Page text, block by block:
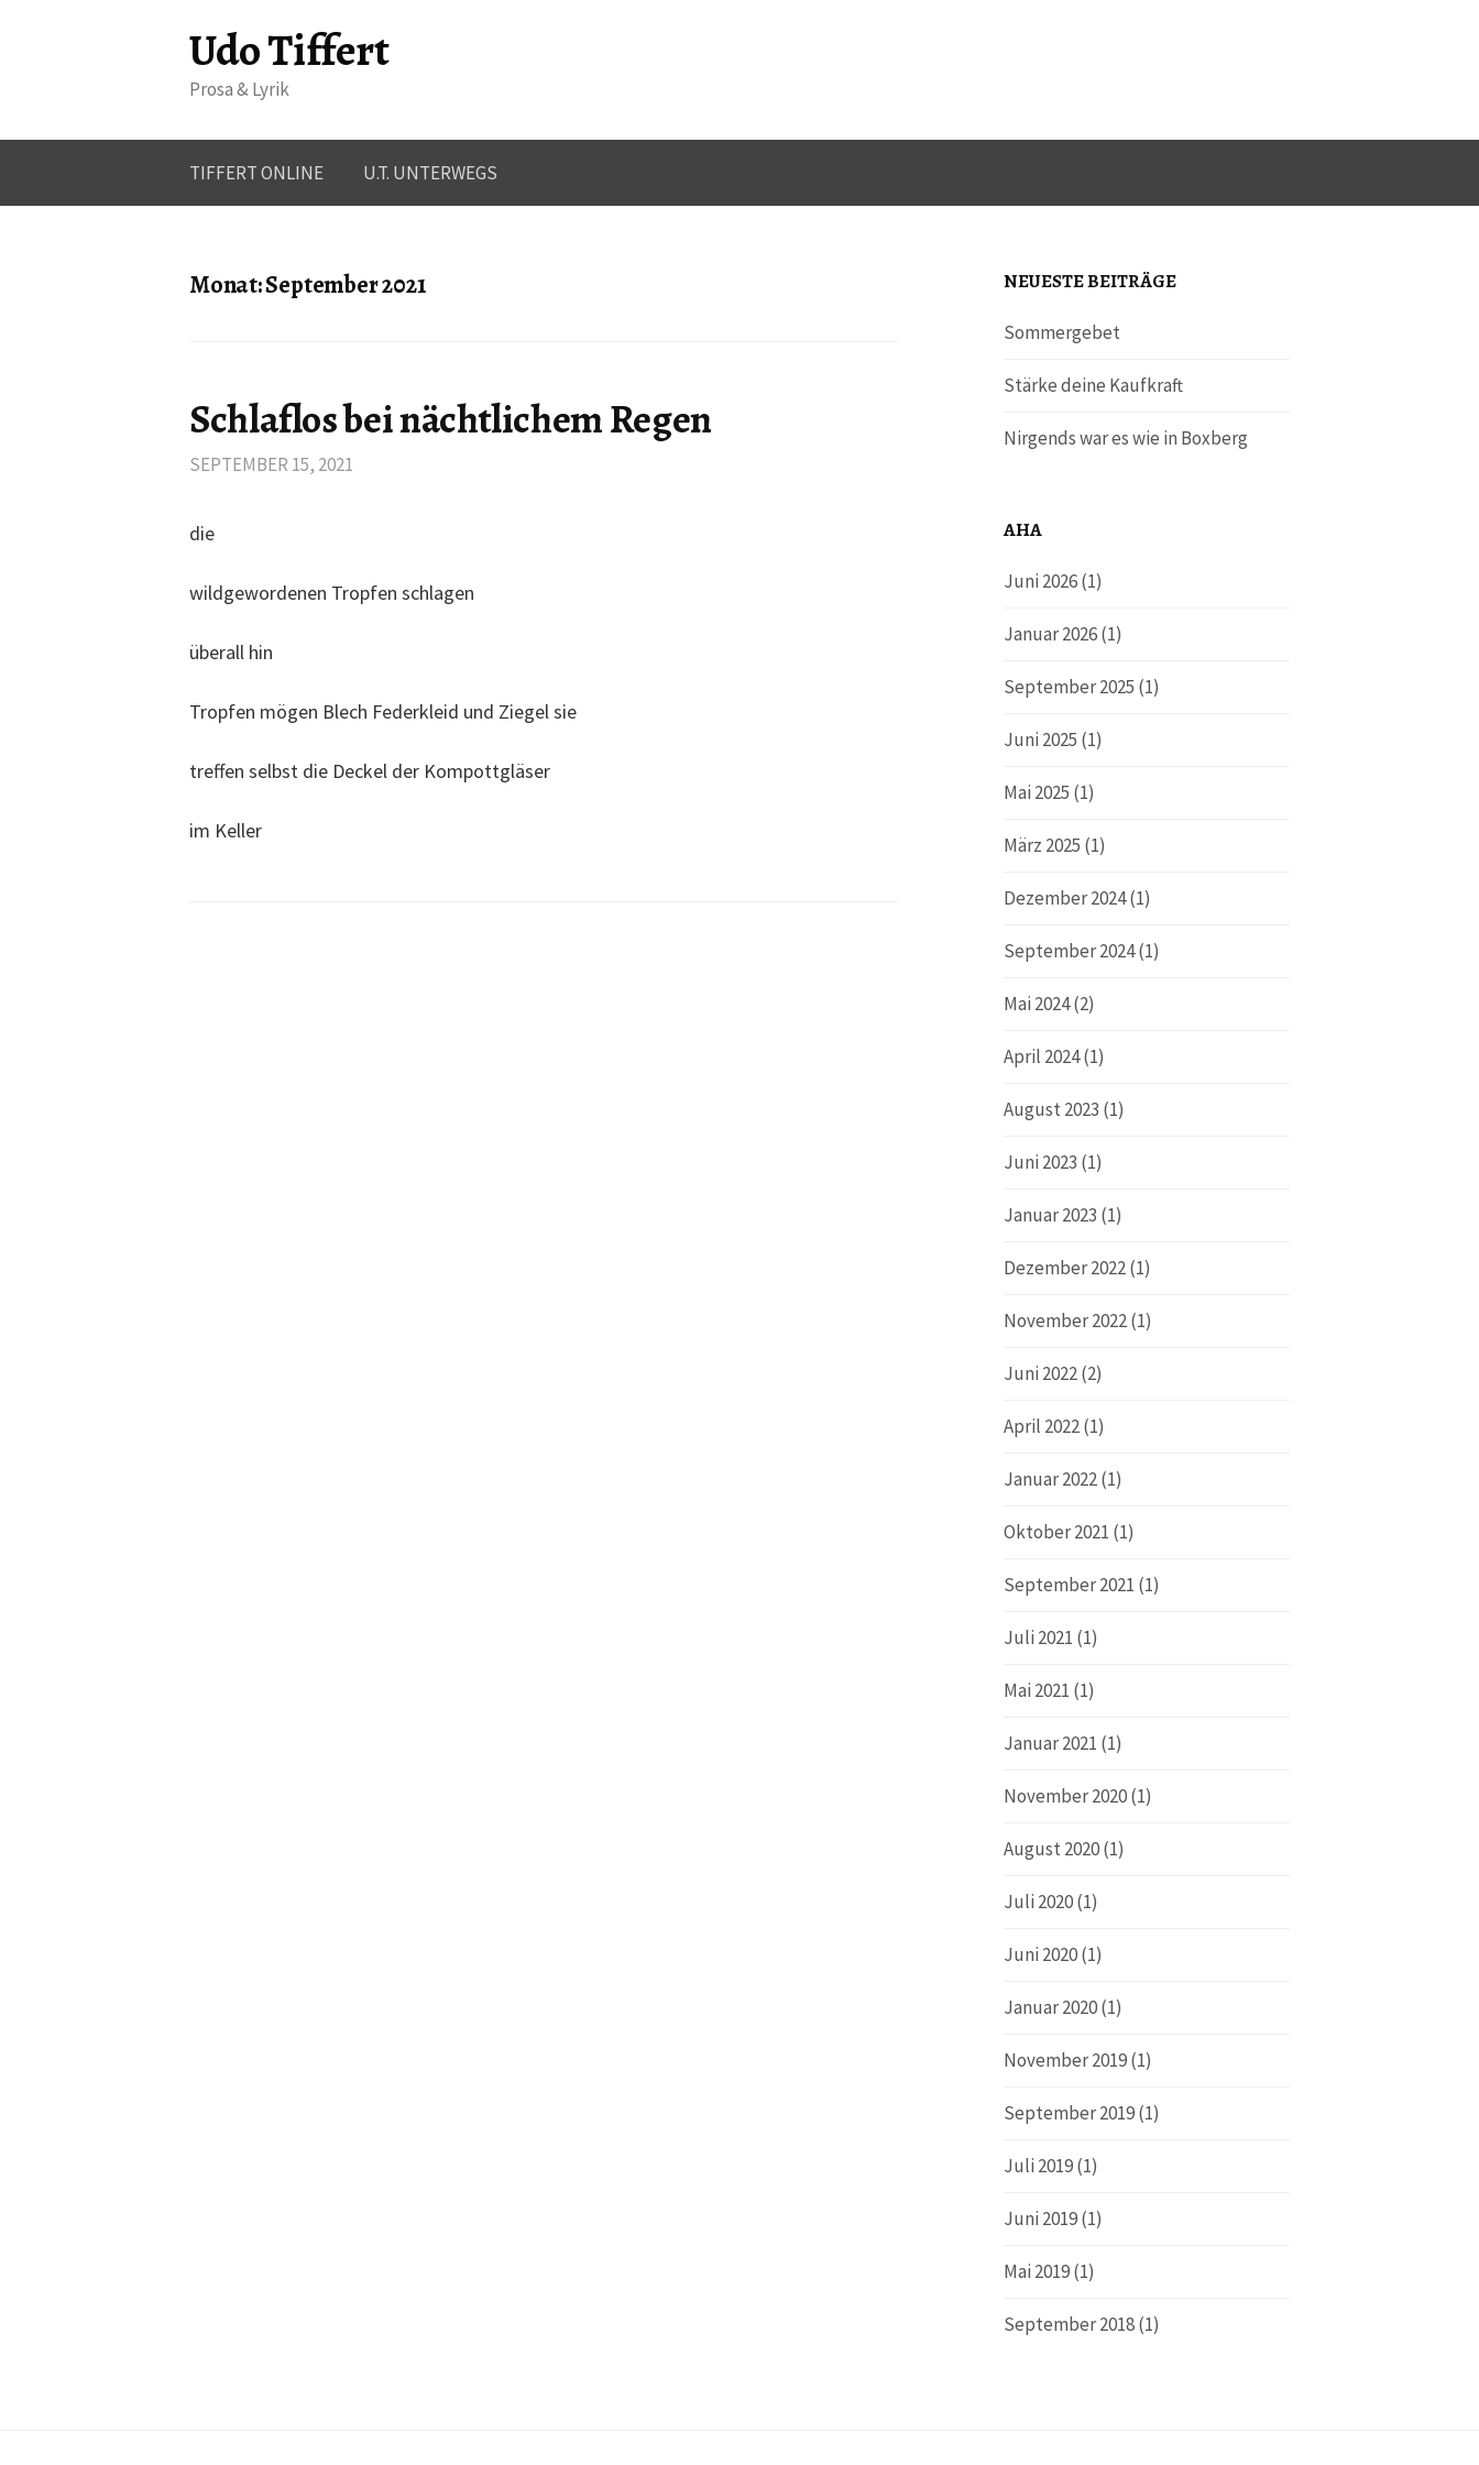
n
Udo Tiffert
Prosa & Lyrik
TIFFERT ONLINE U.T. UNTERWEGS
Monat:September 2021
Schlaflos bei nächtlichem Regen
SEPTEMBER 15, 2021
die
wildgewordenen Tropfen schlagen
überall hin
Tropfen mögen Blech Federkleid und Ziegel sie
treffen selbst die Deckel der Kompottgläser
im Keller
NEUESTE BEITRÄGE
Sommergebet
Stärke deine Kaufkraft
Nirgends war es wie in Boxberg
AHA
Juni 2026(1)
Januar 2026(1)
September 2025 (1)
Juni 2025 (1)
Mai 2025 (1)
März 2025 (1)
Dezember 2024(1)
September 2024(1)
Mai 2024(2)
April 2024(1)
August 2023 (1)
Juni 2023 (1)
Januar 2023 (1)
Dezember 2022(1)
November 2022(1)
Juni 2022(2)
April 2022(1)
Januar 2022(1)
Oktober 2021 (1)
September 2021 (1)
Juli 2021 (1)
Mai 2021 (1)
Januar 2021 (1)
November 2020(1)
August 2020(1)
Juli 2020(1)
Juni 2020(1)
Januar 2020(1)
November 2019(1)
September 2019(1)
Juli 2019(1)
Juni 2019(1)
Mai 2019(1)
September 2018(1)